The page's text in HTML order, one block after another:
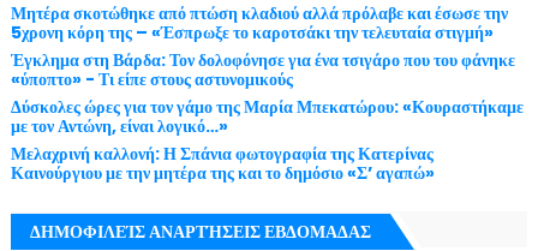
Μητέρα σκοτώθηκε από πτώση κλαδιού αλλά πρόλαβε και έσωσε την
5χρονη κόρη της – «Έσπρωξε το καροτσάκι την τελευταία στιγμή»
Έγκλημα στη Βάρδα: Τον δολοφόνησε για ένα τσιγάρο που του φάνηκε
«ύποπτο» - Τι είπε στους αστυνομικούς
Δύσκολες ώρες για τον γάμο της Μαρία Μπεκατώρου: «Κουραστήκαμε
με τον Αντώνη, είναι λογικό…»
Μελαχρινή καλλονή: Η Σπάνια φωτογραφία της Κατερίνας
Καινούργιου με την μητέρα της και το δημόσιο «Σ’ αγαπώ»
ΔΗΜΟΦΙΛΕΊΣ ΑΝΑΡΤΉΣΕΙΣ ΕΒΔΟΜΑΔΑΣ